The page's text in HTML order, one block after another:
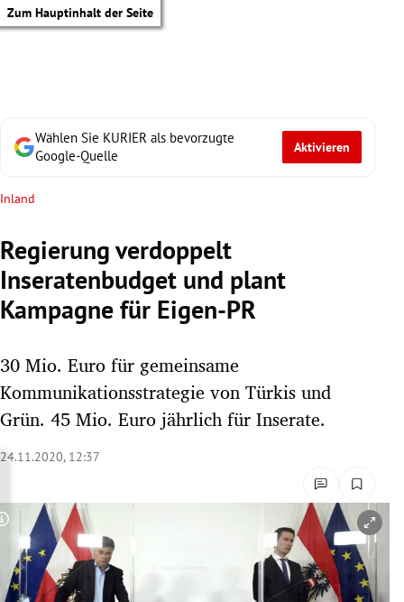
Zum Hauptinhalt der Seite
Untermenü
Untermenü
Untermenü
Untermenü
Untermenü
Wählen Sie KURIER als bevorzugte
Google-Quelle
Aktivieren
Inland
Regierung verdoppelt
Inseratenbudget und plant
Kampagne für Eigen-PR
30 Mio. Euro für gemeinsame
Kommunikationsstrategie von Türkis und
Grün. 45 Mio. Euro jährlich für Inserate.
24.11.2020, 12:37
Copyright-Hinweis öffnen/schließen